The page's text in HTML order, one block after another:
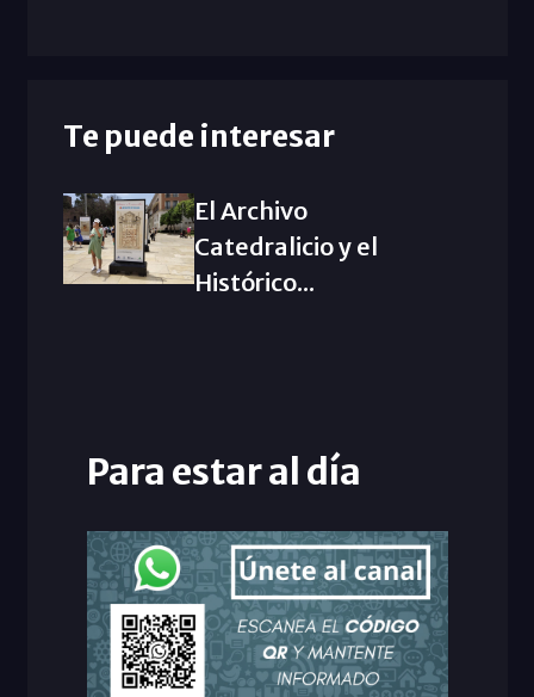
Te puede interesar
El Archivo
Catedralicio y el
Histórico...
Para estar al día